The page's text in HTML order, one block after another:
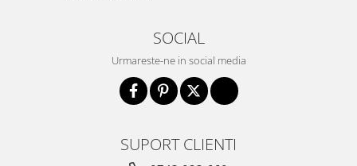
SOCIAL
Urmareste-ne in social media
SUPORT CLIENTI